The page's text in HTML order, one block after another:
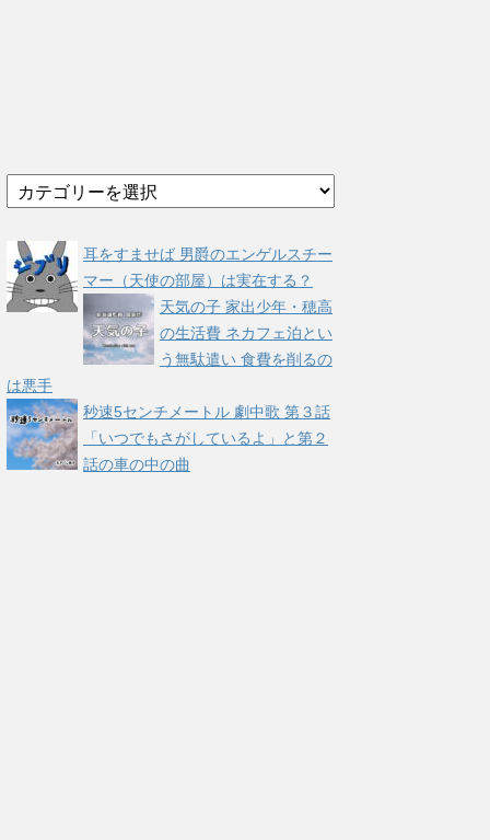
テ
リ
ー
耳をすませば 男爵のエンゲルスチー
マー（天使の部屋）は実在する？
天気の子 家出少年・穂高
の生活費 ネカフェ泊とい
う無駄遣い 食費を削るの
は悪手
秒速5センチメートル 劇中歌 第３話
「いつでもさがしているよ」と第２
話の車の中の曲